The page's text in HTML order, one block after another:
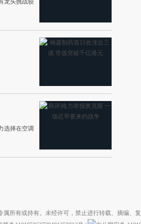
龙头挑战较
选择在空调
所有或持有。未经许可，禁止进行转载、摘编、复